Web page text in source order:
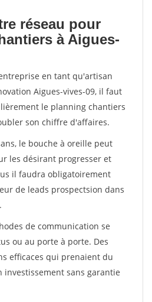
réseau pour
à Aigues-
en tant qu'artisan
Aigues-vives-09, il faut
le planning chantiers
son chiffre d'affaires.
le bouche à oreille peut
les désirant progresser et
il faudra obligatoirement
de leads prospectsion dans
de communication se
ou au porte à porte. Des
efficaces qui prenaient du
sans garantie